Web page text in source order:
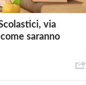
via
saranno